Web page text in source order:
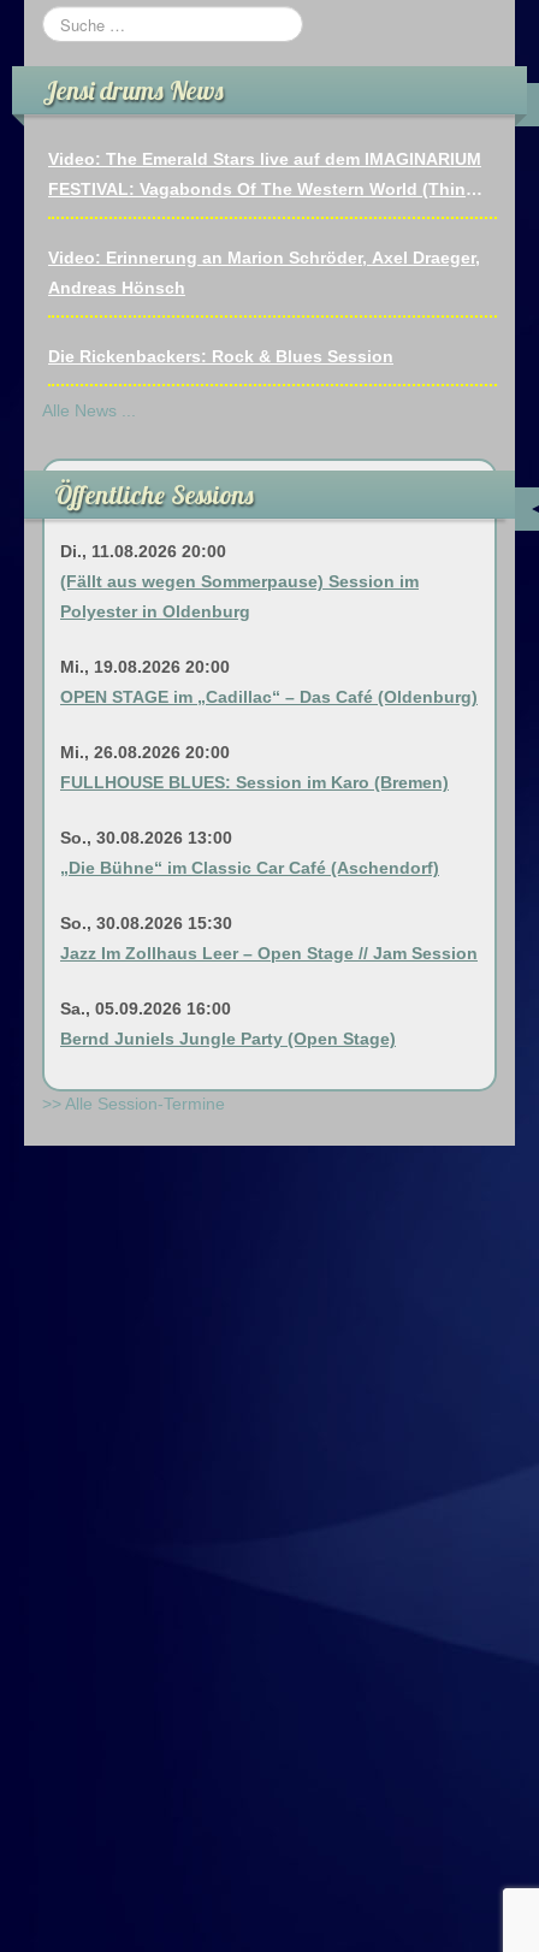
Jensi drums News
Video: The Emerald Stars live auf dem IMAGINARIUM
FESTIVAL: Vagabonds Of The Western World (Thin
Lizzy)
Video: Erinnerung an Marion Schröder, Axel Draeger,
Andreas Hönsch
Die Rickenbackers: Rock & Blues Session
Alle News ...
Öffentliche Sessions
Di., 11.08.2026 20:00
(Fällt aus wegen Sommerpause) Session im
Polyester in Oldenburg
Mi., 19.08.2026 20:00
OPEN STAGE im „Cadillac“ – Das Café (Oldenburg)
Mi., 26.08.2026 20:00
FULLHOUSE BLUES: Session im Karo (Bremen)
So., 30.08.2026 13:00
„Die Bühne“ im Classic Car Café (Aschendorf)
So., 30.08.2026 15:30
Jazz Im Zollhaus Leer – Open Stage // Jam Session
Sa., 05.09.2026 16:00
Bernd Juniels Jungle Party (Open Stage)
>> Alle Session-Termine